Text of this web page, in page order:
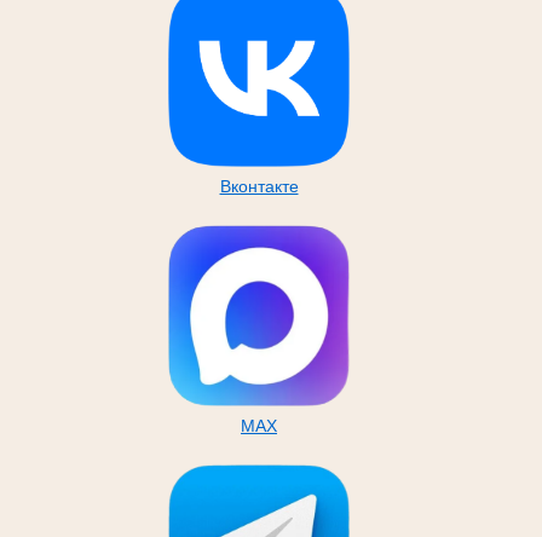
Вконтакте
MAX